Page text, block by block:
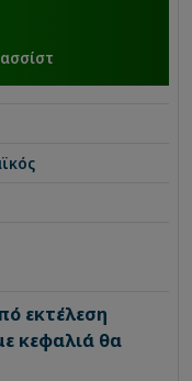
εκτέλεση
κεφαλιά θα